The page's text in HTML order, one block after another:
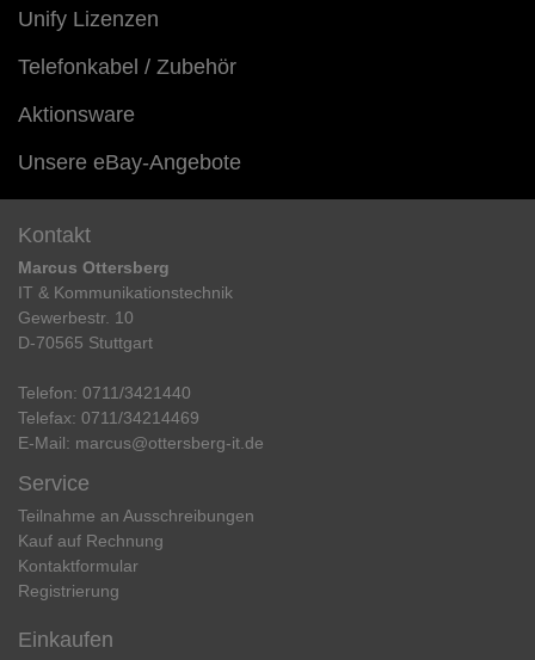
Unify Lizenzen
Telefonkabel / Zubehör
Aktionsware
Unsere eBay-Angebote
Kontakt
Marcus Ottersberg
IT & Kommunikationstechnik
Gewerbestr. 10
D-70565 Stuttgart
Telefon: 0711/3421440
Telefax: 0711/34214469
E-Mail: marcus@ottersberg-it.de
Service
Teilnahme an Ausschreibungen
Kauf auf Rechnung
Kontaktformular
Registrierung
Einkaufen